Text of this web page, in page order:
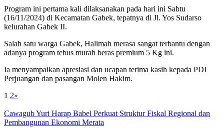
Program ini pertama kali dilaksanakan pada hari ini Sabtu
(16/11/2024) di Kecamatan Gabek, tepatnya di Jl. Yos Sudarso
kelurahan Gabek II.
Salah satu warga Gabek, Halimah merasa sangat terbantu dengan
adanya program tebus murah beras premium 5 Kg ini.
Ia menyampaikan apresiasi dan ucapan terima kasih kepada PDI
Perjuangan dan pasangan Molen Hakim.
1 2»
Cawagub Yuri Harap Babel Perkuat Struktur Fiskal Regional dan
Pembangunan Ekonomi Merata